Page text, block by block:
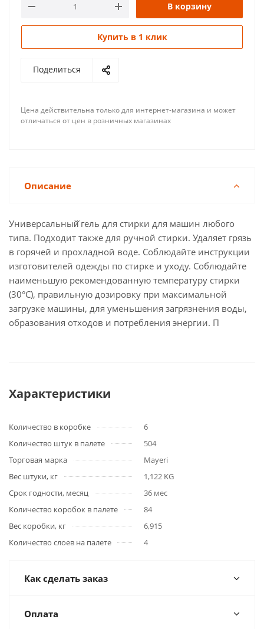
В корзину
Купить в 1 клик
Поделиться
Цена действительна только для интернет-магазина и может
отличаться от цен в розничных магазинах
Описание
Универсальный̆ гель для стирки для машин любого
типа. Подходит также для ручной стирки. Удаляет грязь
в горячей и прохладной воде. Cоблюдайте инструкции
изготовителей одежды по стирке и уходу. Соблюдайте
наименьшую рекомендованную температуру стирки
(30°C), правильную дозировку при максимальной
загрузке машины, для уменьшения загрязнения воды,
образования отходов и потребления энергии. П
Характеристики
Количество в коробке
6
Количество штук в палете
504
Торговая марка
Mayeri
Вес штуки, кг
1,122 KG
Срок годности, месяц
36 мес
Количество коробок в палете
84
Вес коробки, кг
6,915
Количество слоев на палете
4
Как сделать заказ
Оплата